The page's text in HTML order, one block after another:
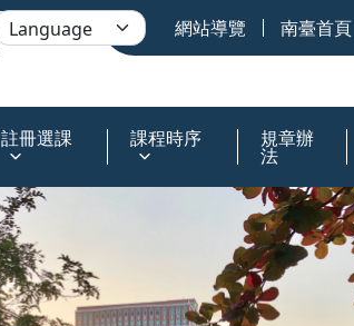
網站導覽 南臺首頁
註冊選課 課程時序 規章辦
法